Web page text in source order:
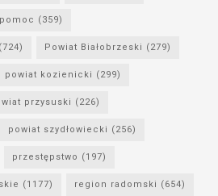
pomoc (359)
(724) Powiat Białobrzeski (279)
powiat kozienicki (299)
przysuski (226)
powiat szydłowiecki (256)
przestępstwo (197)
(1177) region radomski (654)